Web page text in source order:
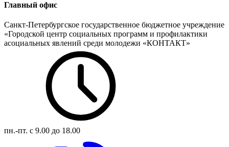
Главный офис
Санкт-Петербургское государственное бюджетное учреждение
«Городской центр социальных программ и профилактики
асоциальных явлений среди молодежи «КОНТАКТ»
пн.-пт. с 9.00 до 18.00